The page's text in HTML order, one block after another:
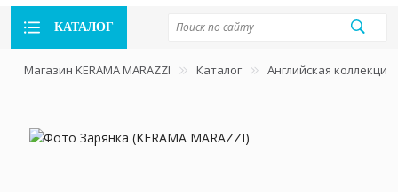
КАТАЛОГ
Магазин KERAMA MARAZZI Каталог Английская коллекция